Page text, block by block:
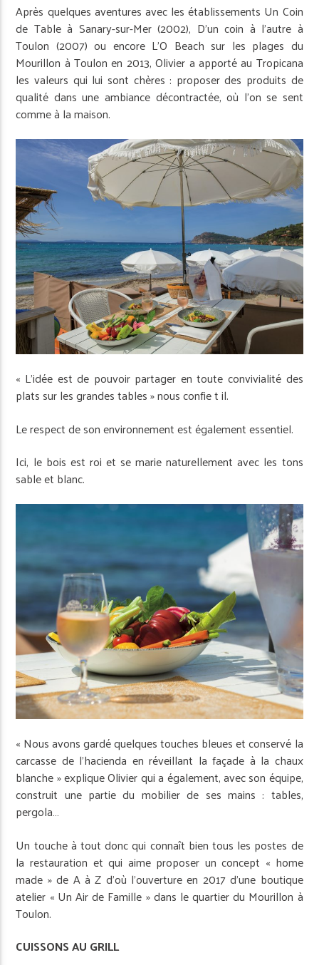
Après quelques aventures avec les établissements Un Coin
de Table à Sanary-sur-Mer (2002), D’un coin à l’autre à
Toulon (2007) ou encore L’O Beach sur les plages du
Mourillon à Toulon en 2013, Olivier a apporté au Tropicana
les valeurs qui lui sont chères : proposer des produits de
qualité dans une ambiance décontractée, où l’on se sent
comme à la maison.
« L’idée est de pouvoir partager en toute convivialité des
plats sur les grandes tables » nous confie ­t­ il.
Le respect de son environnement est également essentiel.
Ici, le bois est roi et se marie naturellement avec les tons
sable et blanc.
« Nous avons gardé quelques touches bleues et conservé la
carcasse de l’hacienda en réveillant la façade à la chaux
blanche » explique Olivier qui a également, avec son équipe,
construit une partie du mobilier de ses mains : tables,
pergola…
Un touche à tout donc qui connaît bien tous les postes de
la restauration et qui aime proposer un concept « home
made » de A à Z d’où l’ouverture en 2017 d’une boutique
atelier « Un Air de Famille » dans le quartier du Mourillon à
Toulon.
CUISSONS AU GRILL